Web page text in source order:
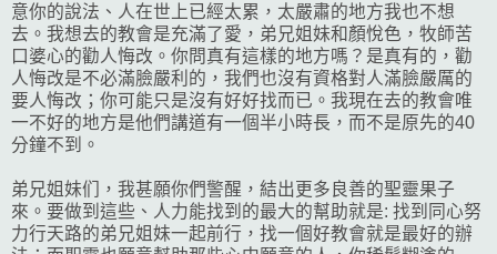
意你的說法、人在世上已經太累，太嚴肅的地方我也不想
去。我想去的教會是充滿了愛，弟兄姐妹和顏悅色，牧師苦
口婆心的勸人悔改。你問真有這樣的地方嗎？是真有的，勸
人悔改是不必滿臉嚴利的，我們也沒有資格對人滿臉嚴厲的
要人悔改；你可能只是沒有好好找而已。我現在去的教會唯
一不好的地方是他們講道有一個半小時長，而不是原先的40
分鐘不到。
弟兄姐妹们，我甚願你們警醒，結出更多良善的聖靈果子
來。要做到這些、人力能找到的最大的幫助就是: 找到同心努
力行天路的弟兄姐妹一起前行，找一個好教會就是最好的辦